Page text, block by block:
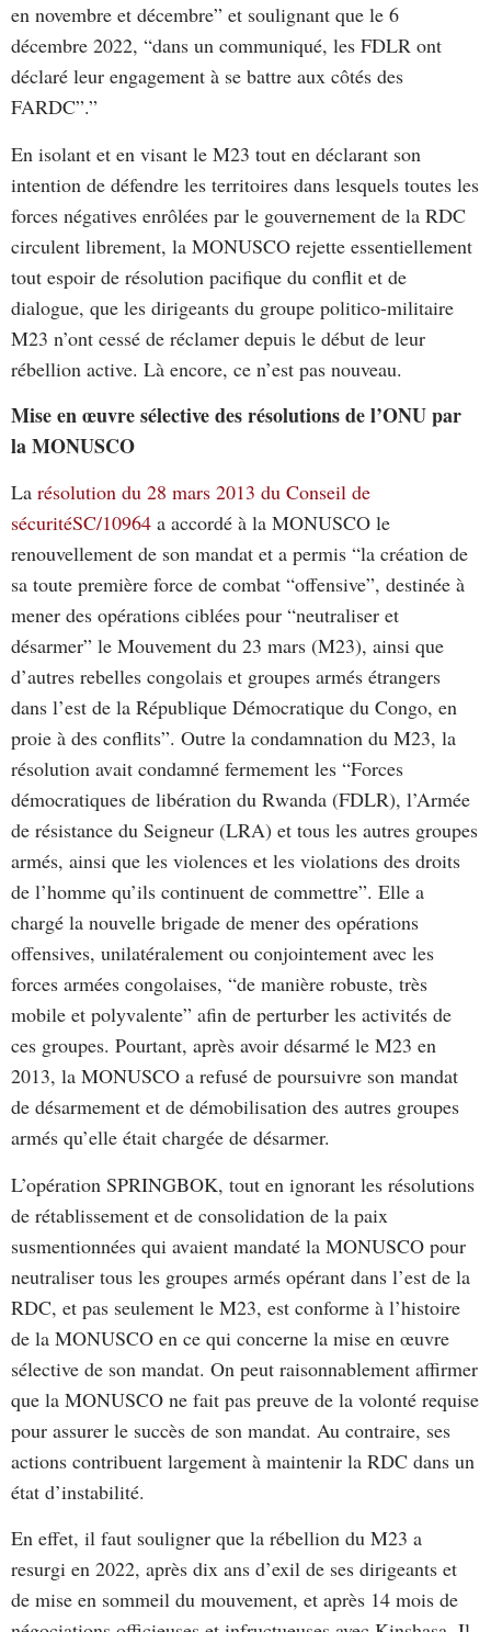
en novembre et décembre” et soulignant que le 6
décembre 2022, “dans un communiqué, les FDLR ont
déclaré leur engagement à se battre aux côtés des
FARDC”.”
En isolant et en visant le M23 tout en déclarant son
intention de défendre les territoires dans lesquels toutes les
forces négatives enrôlées par le gouvernement de la RDC
circulent librement, la MONUSCO rejette essentiellement
tout espoir de résolution pacifique du conflit et de
dialogue, que les dirigeants du groupe politico-militaire
M23 n’ont cessé de réclamer depuis le début de leur
rébellion active. Là encore, ce n’est pas nouveau.
Mise en œuvre sélective des résolutions de l’ONU par
la MONUSCO
La résolution du 28 mars 2013 du Conseil de
sécuritéSC/10964 a accordé à la MONUSCO le
renouvellement de son mandat et a permis “la création de
sa toute première force de combat “offensive”, destinée à
mener des opérations ciblées pour “neutraliser et
désarmer” le Mouvement du 23 mars (M23), ainsi que
d’autres rebelles congolais et groupes armés étrangers
dans l’est de la République Démocratique du Congo, en
proie à des conflits”. Outre la condamnation du M23, la
résolution avait condamné fermement les “Forces
démocratiques de libération du Rwanda (FDLR), l’Armée
de résistance du Seigneur (LRA) et tous les autres groupes
armés, ainsi que les violences et les violations des droits
de l’homme qu’ils continuent de commettre”. Elle a
chargé la nouvelle brigade de mener des opérations
offensives, unilatéralement ou conjointement avec les
forces armées congolaises, “de manière robuste, très
mobile et polyvalente” afin de perturber les activités de
ces groupes. Pourtant, après avoir désarmé le M23 en
2013, la MONUSCO a refusé de poursuivre son mandat
de désarmement et de démobilisation des autres groupes
armés qu’elle était chargée de désarmer.
L’opération SPRINGBOK, tout en ignorant les résolutions
de rétablissement et de consolidation de la paix
susmentionnées qui avaient mandaté la MONUSCO pour
neutraliser tous les groupes armés opérant dans l’est de la
RDC, et pas seulement le M23, est conforme à l’histoire
de la MONUSCO en ce qui concerne la mise en œuvre
sélective de son mandat. On peut raisonnablement affirmer
que la MONUSCO ne fait pas preuve de la volonté requise
pour assurer le succès de son mandat. Au contraire, ses
actions contribuent largement à maintenir la RDC dans un
état d’instabilité.
En effet, il faut souligner que la rébellion du M23 a
resurgi en 2022, après dix ans d’exil de ses dirigeants et
de mise en sommeil du mouvement, et après 14 mois de